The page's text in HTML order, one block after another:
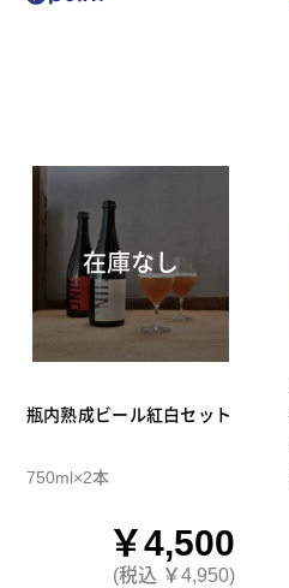
在庫なし
瓶内熟成ビール紅白セット
750ml×2本
￥4,500
(税込 ￥4,950)